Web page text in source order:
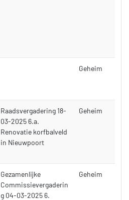
Geheim
Raadsvergadering 18-
03-2025 6.a.
Renovatie korfbalveld
in Nieuwpoort
Geheim
Gezamenlijke
Commissievergaderin
g 04-03-2025 6.
Geheim